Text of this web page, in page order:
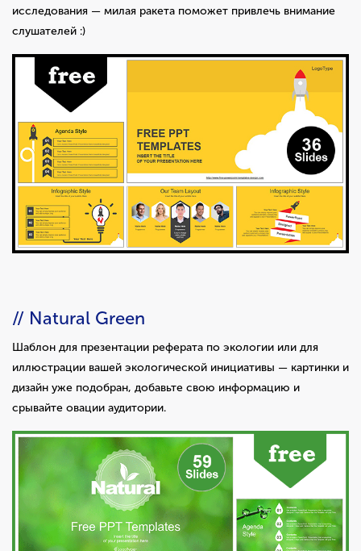
исследования — милая ракета поможет привлечь внимание
слушателей :)
// Natural Green
Шаблон для презентации реферата по экологии или для
иллюстрации вашей экологической инициативы — картинки и
дизайн уже подобран, добавьте свою информацию и
срывайте овации аудитории.